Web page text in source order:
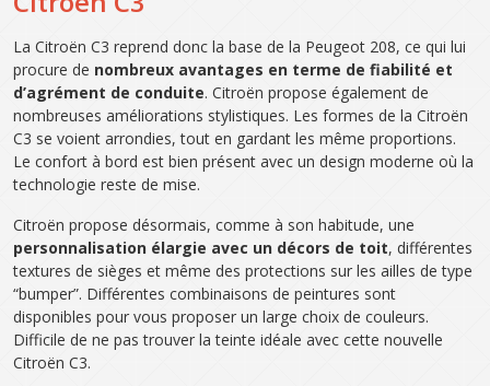
La Citroën C3 reprend donc la base de la Peugeot 208, ce qui lui
procure de nombreux avantages en terme de fiabilité et
d’agrément de conduite. Citroën propose également de
nombreuses améliorations stylistiques. Les formes de la Citroën
C3 se voient arrondies, tout en gardant les même proportions.
Le confort à bord est bien présent avec un design moderne où la
technologie reste de mise.
Citroën propose désormais, comme à son habitude, une
personnalisation élargie avec un décors de toit, différentes
textures de sièges et même des protections sur les ailles de type
“bumper”. Différentes combinaisons de peintures sont
disponibles pour vous proposer un large choix de couleurs.
Difficile de ne pas trouver la teinte idéale avec cette nouvelle
Citroën C3.